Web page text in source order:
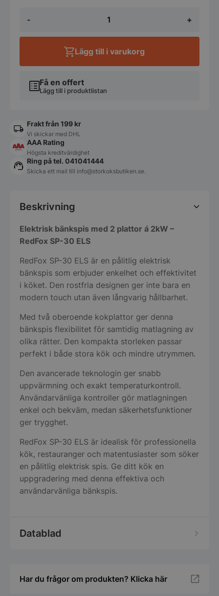
-
med
plattor
Gastro
+
Få en offert
Lägg till i produktlistan
Lägg till i varukorg
Frakt från 199 kr
Vi skickar med DHL
AAA Rating
Högsta kreditvärdighet
Ring på tel. 041041444
Skicka ett mail till info@storkoksbutiken.se.
Beskrivning
Elektrisk bänkspis med 2 plattor á 2kW –
RedFox SP-30 ELS
RedFox SP-30 ELS är en pålitlig elektrisk
bänkspis som erbjuder enkelhet och effektivitet
i köket. Den rostfria designen ger inte bara en
modern touch utan även långvarig hållbarhet.
Med två oberoende kokplattor ger denna
bänkspis flexibilitet för samtidig matlagning av
olika rätter. Den kompakta storleken passar
perfekt i både stora kök och mindre utrymmen.
Den avancerade teknologin ger snabb
uppvärmning och exakt temperaturkontroll.
Användarvänliga kontroller gör matlagningen
enkel och bekväm, medan säkerhetsfunktioner
ger trygghet.
RedFox SP-30 ELS är idealisk för professionella
kök, restauranger och matentusiaster som söker
en pålitlig elektrisk spis. Ge ditt kök en
uppgradering med denna effektiva och
användarvänliga bänkspis.
Datablad
Har du frågor om produkten? Klicka här